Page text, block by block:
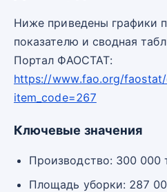
Ниже приведены графики
показателю и сводная
Портал ФАОСТАТ:
https://www.fao.org/
item_code=267
Ключевые значения
Производство: 300 000
Площадь уборки: 287